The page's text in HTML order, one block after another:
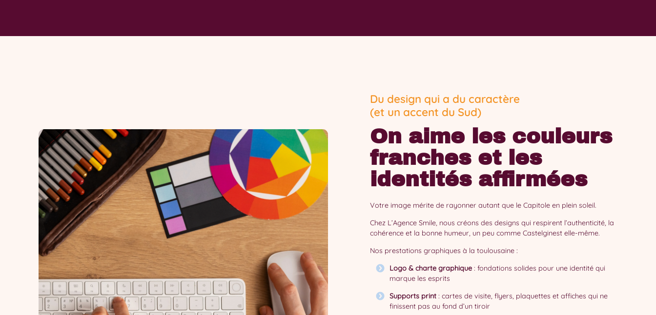
Du design qui a du caractère
(et un accent du Sud)
On aime les couleurs
franches et les
identités affirmées
Votre image mérite de rayonner autant que le Capitole en plein soleil.
Chez L’Agence Smile, nous créons des designs qui respirent l’authenticité, la
cohérence et la bonne humeur, un peu comme Castelginest elle-même.
Nos prestations graphiques à la toulousaine :
Logo & charte graphique : fondations solides pour une identité qui
marque les esprits
Supports print : cartes de visite, flyers, plaquettes et affiches qui ne
finissent pas au fond d’un tiroir